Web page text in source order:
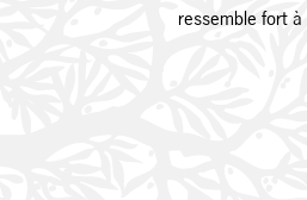
ressemble fort à